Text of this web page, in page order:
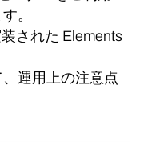
。
された Elements
運用上の注意点